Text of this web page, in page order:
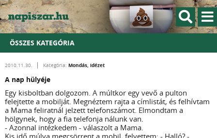
ÖSSZES KATEGÓRIA
2010.11.30. Kategória: Mondás, idézet
A nap hülyéje
Egy kisboltban dolgozom. A múltkor egy vevő a pulton
felejtette a mobilját. Megnéztem rajta a címlistát, és felhívtam
a Mama feliratnál jelzett telefonszámot. Elmondtam a
hölgynek, hogy a fia telefonja nálunk van.
- Azonnal intézkedem - válaszolt a Mama.
Kis idő múlva megcsörrent a mobil, felvettem: - Halló? -